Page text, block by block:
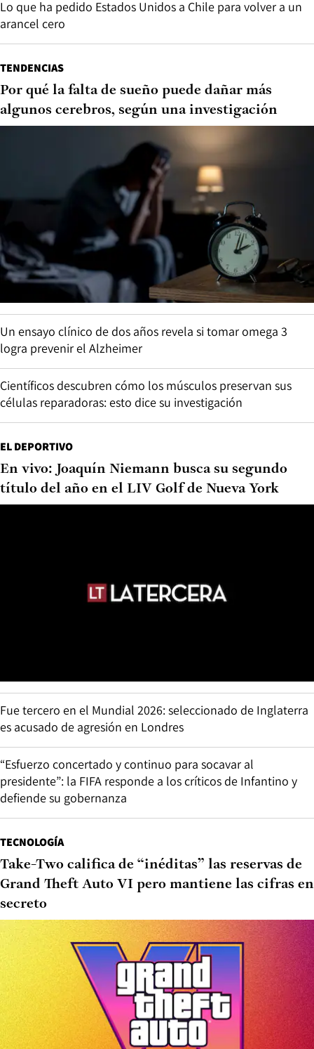
Lo que ha pedido Estados Unidos a Chile para volver a un
arancel cero
TENDENCIAS
Por qué la falta de sueño puede dañar más
algunos cerebros, según una investigación
Un ensayo clínico de dos años revela si tomar omega 3
logra prevenir el Alzheimer
Científicos descubren cómo los músculos preservan sus
células reparadoras: esto dice su investigación
EL DEPORTIVO
En vivo: Joaquín Niemann busca su segundo
título del año en el LIV Golf de Nueva York
Fue tercero en el Mundial 2026: seleccionado de Inglaterra
es acusado de agresión en Londres
“Esfuerzo concertado y continuo para socavar al
presidente”: la FIFA responde a los críticos de Infantino y
defiende su gobernanza
TECNOLOGÍA
Take-Two califica de “inéditas” las reservas de
Grand Theft Auto VI pero mantiene las cifras en
secreto